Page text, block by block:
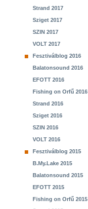
Strand 2017
Sziget 2017
SZIN 2017
VOLT 2017
Fesztiválblog 2016
Balatonsound 2016
EFOTT 2016
Fishing on Orfű 2016
Strand 2016
Sziget 2016
SZIN 2016
VOLT 2016
Fesztiválblog 2015
B.My.Lake 2015
Balatonsound 2015
EFOTT 2015
Fishing on Orfű 2015